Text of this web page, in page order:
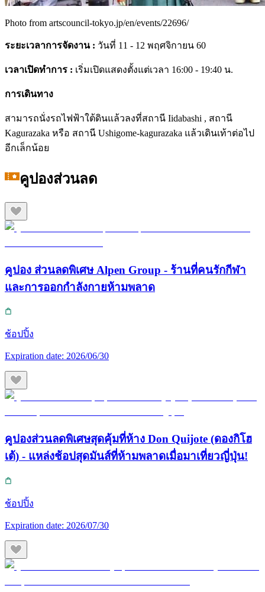
Photo from artscouncil-tokyo.jp/en/events/22696/
ระยะเวลาการจัดงาน : วันที่ 11 - 12 พฤศจิกายน 60
เวลาเปิดทำการ : เริ่มเปิดแสดงตั้งแต่เวลา 16:00 - 19:40 น.
การเดินทาง
สามารถนั่งรถไฟฟ้าใต้ดินแล้วลงที่สถานี Iidabashi , สถานี
Kagurazaka หรือ สถานี Ushigome-kagurazaka แล้วเดินเท้าต่อไป
อีกเล็กน้อย
คูปองส่วนลด
คูปอง ส่วนลดพิเศษ Alpen Group - ร้านที่คนรักกีฬา
และการออกกำลังกายห้ามพลาด
ช้อปปิ้ง
Expiration date: 2026/06/30
คูปองส่วนลดพิเศษสุดคุ้มที่ห้าง Don Quijote (ดองกิโฮ
เต้) - แหล่งช้อปสุดมันส์ที่ห้ามพลาดเมื่อมาเที่ยวญี่ปุ่น!
ช้อปปิ้ง
Expiration date: 2026/07/30